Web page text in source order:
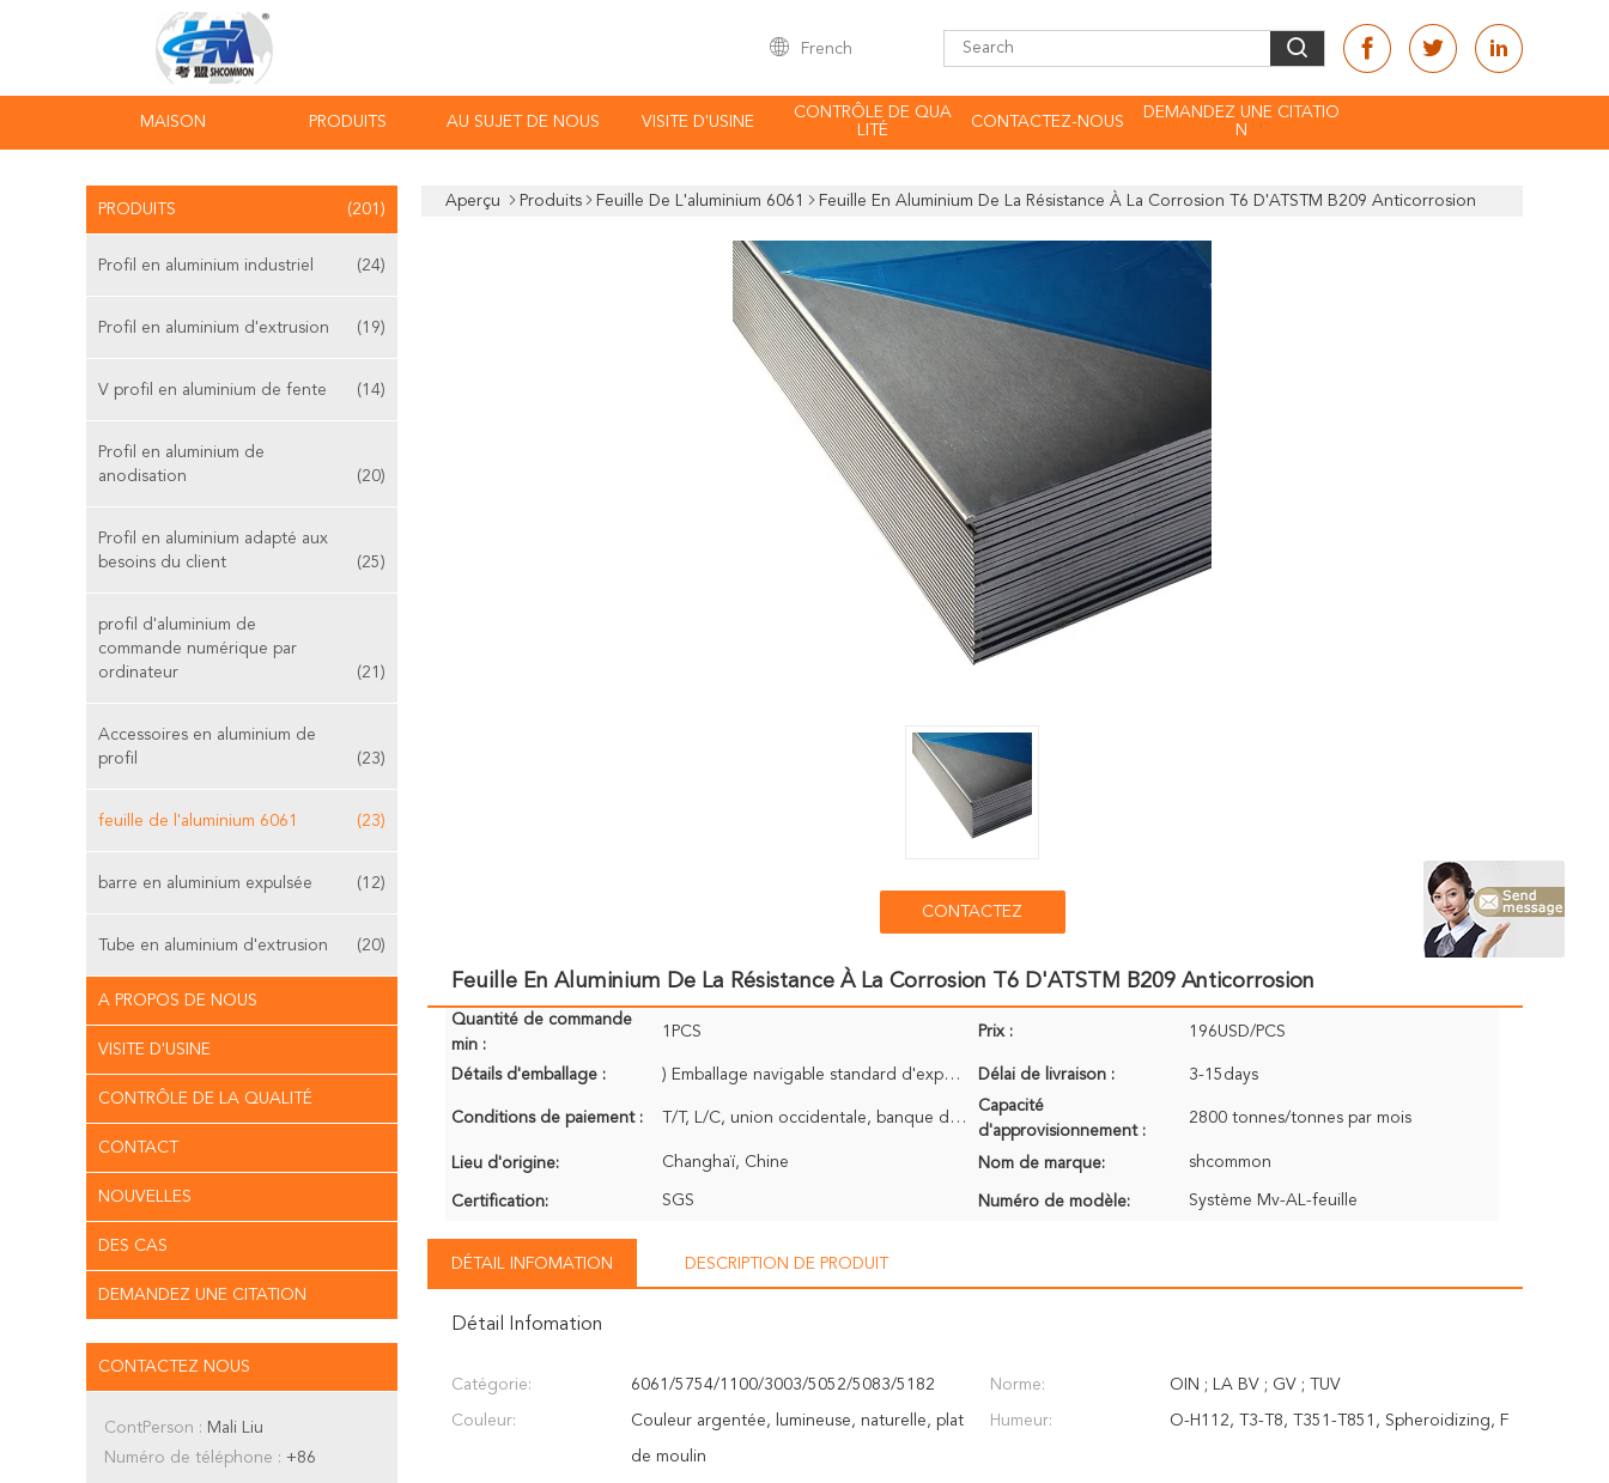
French
MAISON PRODUITS AU SUJET DE NOUS VISITE D'USINE
CONTRÔLE DE QUA
LITÉ
CONTACTEZ-NOUS
DEMANDEZ UNE CITATIO
N
PRODUITS (201)
Profil en aluminium industriel (24)
Profil en aluminium d'extrusion (19)
V profil en aluminium de fente (14)
Profil en aluminium de
anodisation
(20)
Profil en aluminium adapté aux
besoins du client
(25)
profil d'aluminium de
commande numérique par
ordinateur
(21)
Accessoires en aluminium de
profil
(23)
feuille de l'aluminium 6061 (23)
barre en aluminium expulsée (12)
Tube en aluminium d'extrusion (20)
A PROPOS DE NOUS
VISITE D'USINE
CONTRÔLE DE LA QUALITÉ
CONTACT
NOUVELLES
DES CAS
DEMANDEZ UNE CITATION
CONTACTEZ NOUS
ContPerson : Mali Liu
Numéro de téléphone : +86
Aperçu Produits Feuille De L'aluminium 6061 Feuille En Aluminium De La Résistance À La Corrosion T6 D'ATSTM B209 Anticorrosion
CONTACTEZ
Feuille En Aluminium De La Résistance À La Corrosion T6 D'ATSTM B209 Anticorrosion
Quantité de commande
min :
1PCS Prix : 196USD/PCS
Détails d'emballage : ) Emballage navigable standard d'exportation. Palettes en bois avec la protection de plastiques pour Délai de livraison : 3-15days
Conditions de paiement : T/T, L/C, union occidentale, banque de Kunlun, MoneyGram
Capacité
d'approvisionnement :
2800 tonnes/tonnes par mois
Lieu d'origine: Changhaï, Chine Nom de marque: shcommon
Certification: SGS Numéro de modèle: Système Mv-AL-feuille
DÉTAIL INFOMATION DESCRIPTION DE PRODUIT
Détail Infomation
Catégorie: 6061/5754/1100/3003/5052/5083/5182 Norme: OIN ; LA BV ; GV ; TUV
Couleur: Couleur argentée, lumineuse, naturelle, plat
de moulin
Humeur: O-H112, T3-T8, T351-T851, Spheroidizing, F